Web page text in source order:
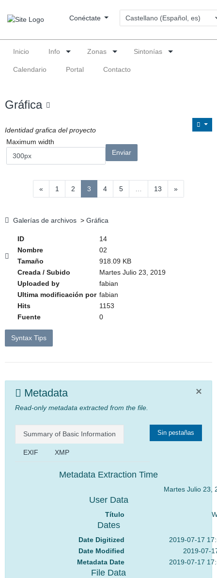
Conéctate
Inicio Info Zonas Sintonías
Calendario Portal Contacto
Gráfica
Identidad grafica del proyecto
Maximum width
« 1 2 3 (actual)
4 5 13 »
Galerías de archivos > Gráfica
ID
14
Nombre
02
Tamaño
918.09 KB
Creada / Subido
Martes Julio 23, 2019
Uploaded by
fabian
Ultima modificación por fabian
Hits
1153
Fuente
0
Syntax Tips
×
Metadata
Read-only metadata extracted from the file.
Sin pestañas
Summary of Basic Information
EXIF XMP
Metadata Extraction Time
Martes Julio 23,
User Data
Título
Dates
Date Digitized
2019-07-17
Date Modified
2019-07-
Metadata Date
2019-07-17
File Data